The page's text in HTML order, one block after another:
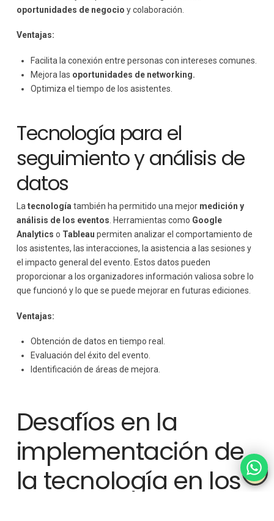
oportunidades de negocio y colaboración.
Ventajas:
Facilita la conexión entre personas con intereses comunes.
Mejora las oportunidades de networking.
Optimiza el tiempo de los asistentes.
Tecnología para el
seguimiento y análisis de
datos
La tecnología también ha permitido una mejor medición y
análisis de los eventos . Herramientas como Google
Analytics o Tableau permiten analizar el comportamiento de
los asistentes, las interacciones, la asistencia a las sesiones y
el impacto general del evento. Estos datos pueden
proporcionar a los organizadores información valiosa sobre lo
que funcionó y lo que se puede mejorar en futuras ediciones.
Ventajas:
Obtención de datos en tiempo real.
Evaluación del éxito del evento.
Identificación de áreas de mejora.
Desafíos en la
implementación de
la tecnología en los